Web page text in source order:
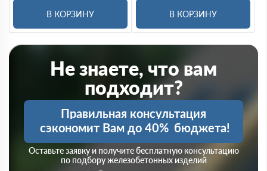
В КОРЗИНУ В КОРЗИНУ
Не знаете, что вам
подходит?
Правильная консультация
сэкономит Вам до 40% бюджета!
Оставьте заявку и получите бесплатную консультацию
по подбору железобетонных изделий